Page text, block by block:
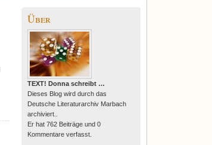
Über
TEXT! Donna schreibt …
Dieses Blog wird durch das
Deutsche Literaturarchiv Marbach
archiviert..
Er hat 762 Beiträge und 0
Kommentare verfasst.